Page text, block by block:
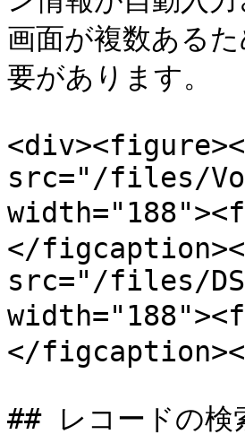
画面が複数ある
要があります。
src="/files/
</
src="/files/
</
## レコードの検